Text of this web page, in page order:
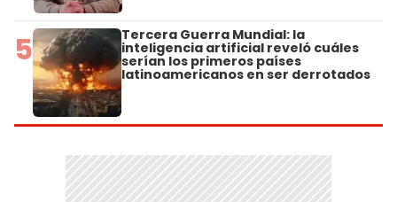
5 Tercera Guerra Mundial: la
inteligencia artificial reveló cuáles
serían los primeros países
latinoamericanos en ser derrotados